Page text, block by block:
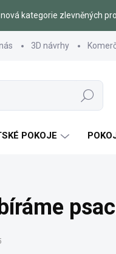
nová kategorie zlevněných
3D návrhy
Hledat
POKOJE